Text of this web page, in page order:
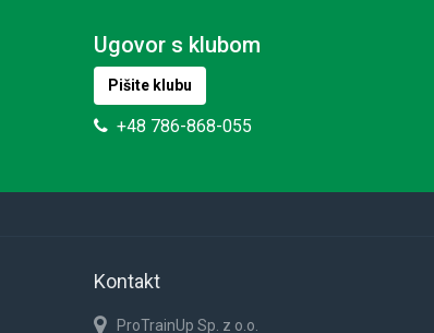
Ugovor s klubom
Pišite klubu
+48 786-868-055
Kontakt
ProTrainUp Sp. z o.o.